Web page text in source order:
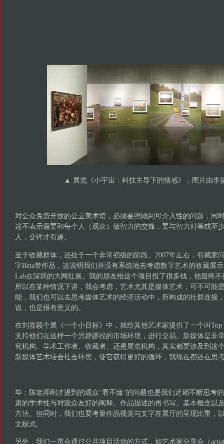
▲ 展览《小宇宙：科技主导下的情感》，图片由李
对公众免费开放的公立美术馆，必须要照顾到可介入性的问题，同
这不表示需要和每个人（观众）做智力的交锋，要与智力对等或至
人，交锋才有趣。
至于收藏群体，还处于一个非常初级的阶段。2007年左右，有藏家
字Beta带作品，这说明我们并没有系统地去考虑数字艺术的收藏展
Lab在深圳的大网红展。我的朋友给这个项目投了很多钱，他最终
所以在某种情况下讲，我会考虑，艺术尤其是媒体艺术，可不可能
能，我们也可以去思考媒体艺术的经济活动中，所构成的社群连接
说，也是很有意义的。
在刘嘉颖个展《一个小目标》中，就给其他艺术家提供了一个叫
支持他们在这样一个另辟蹊径的市场环境，进行交易。新媒体是非
究机构、学术工作者、收藏者、还是展览机构，其实都要涉及到这
新媒体艺术结合社会环境，使它获得更好的循环，我现在都还在思
毕：陈老师刚才提到的观众“看不懂”的问题也是我们近期不断思
肃的学术性与对观众友好的阐释。作品描述的再书写、基本概念以
方法。但同时，我们也要考量作品视觉与文字在展厅的呈现比重，
文献式。
另外，我们一贯会通过公共项目活动的方式，如艺术家分享会（